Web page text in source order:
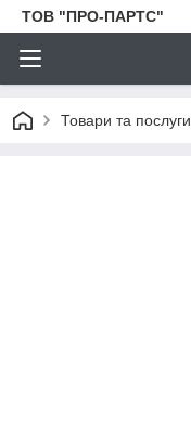
ТОВ "ПРО-ПАРТС"
Товари та послуги